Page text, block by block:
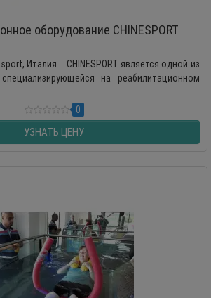
оборудование CHINESPORT
Италия CHINESPORT является одной из
на реабилитационном
0
УЗНАТЬ ЦЕНУ